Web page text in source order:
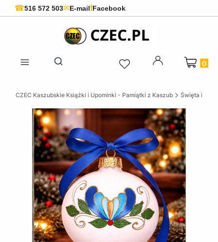
☎516 572 503✉E-mailfFacebook
Otwórz wyszukiwarkę
Produkty
CZEC Kaszubskie Książki i Upominki - Pamiątki z Kaszub Święta i